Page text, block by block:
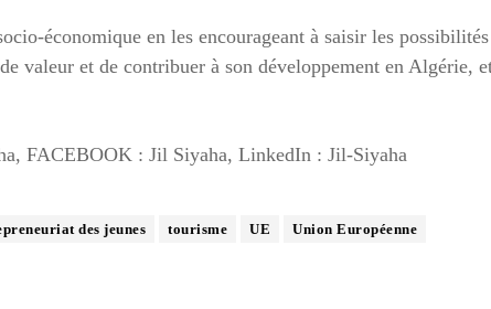
économique en les encourageant à saisir les possibilités
valeur et de contribuer à son développement en Algérie,
FACEBOOK : Jil Siyaha, LinkedIn : Jil-Siyaha
des jeunes tourisme UE Union Européenne